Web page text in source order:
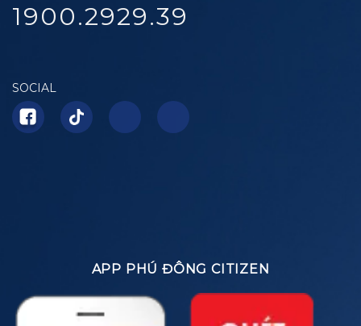
1900.2929.39
SOCIAL
APP PHÚ ĐÔNG CITIZEN